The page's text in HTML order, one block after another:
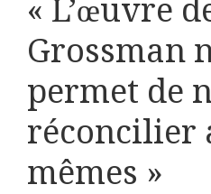
« L’œuvre
Grossman
permet de
réconcilier
mêmes »